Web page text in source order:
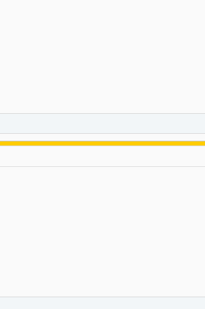
migrante presentan mejores resultados en
de la enfermedad.